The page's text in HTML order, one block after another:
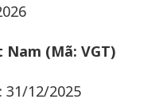
(Mã: VGT)
31/12/2025